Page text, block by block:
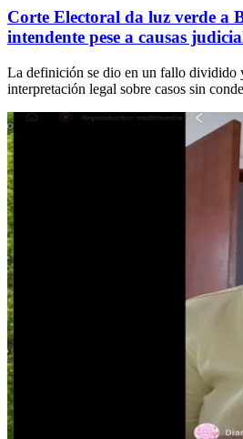
Corte Electoral da luz verde a
intendente pese a causas
La definición se dio en un fallo dividido
interpretación legal sobre casos sin